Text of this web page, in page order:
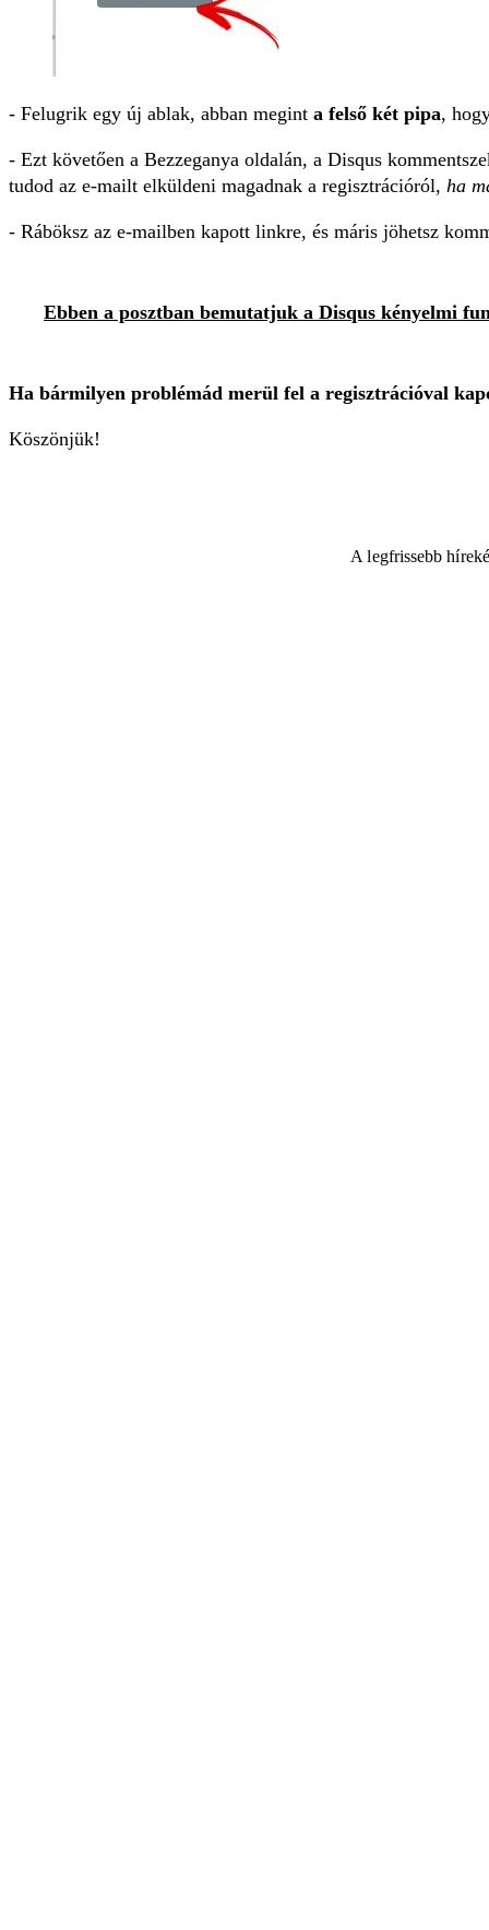
- Felugrik egy új ablak, abban megint a felső két pipa,
- Ezt követően a Bezzeganya oldalán, a Disqus
tudod az e-mailt elküldeni magadnak a regisztrációról, ha
- Ráböksz az e-mailben kapott linkre, és máris jöhetsz
Ebben a posztban bemutatjuk a Disqus kényelmi
Ha bármilyen problémád merül fel a regisztrációval
Köszönjük!
A legfrissebb